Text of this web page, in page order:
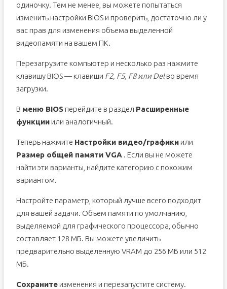
одиночку. Тем не менее, вы можете попытаться
изменить настройки BIOS и проверить, достаточно ли у
вас прав для изменения объема выделенной
видеопамяти на вашем ПК.
Перезагрузите компьютер и несколько раз нажмите
клавишу BIOS — клавиши F2, F5, F8 или Delво время
загрузки.
В меню BIOSперейдите в раздел Расширенные
функцииили аналогичный.
Теперь нажмите Настройки видео/графикиили
Размер общей памяти VGA . Если вы не можете
найти эти варианты, найдите категорию с похожим
вариантом.
Настройте параметр, который лучше всего подходит
для вашей задачи. Объем памяти по умолчанию,
выделяемой для графического процессора, обычно
составляет 128 МБ. Вы можете увеличить
предварительно выделенную VRAM до 256 МБ или 512
МБ.
Сохранитеизменения и перезапустите систему.